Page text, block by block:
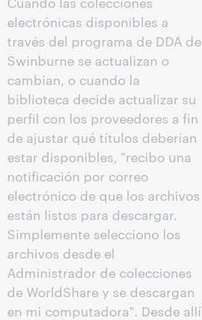
electrónicas disponibles a
través del programa de DDA de
Swinburne se actualizan o
cambian, o cuando la
biblioteca decide actualizar su
perfil con los proveedores a fin
de ajustar qué títulos deberían
estar disponibles, "recibo una
notificación por correo
electrónico de que los archivos
están listos para descargar.
Simplemente selecciono los
archivos desde el
Administrador de colecciones
de WorldShare y se descargan
en mi computadora". Desde allí